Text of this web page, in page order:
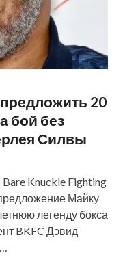
20
бой без
Силвы
Knuckle Fighting
Майку
легенду бокса
BKFC Дэвид